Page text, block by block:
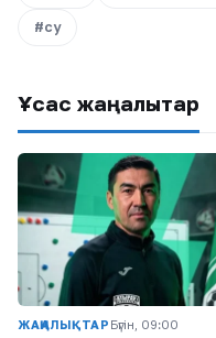
#су
Ұқсас жаңалықтар
ЖАҢАЛЫҚТАР Бүгін, 09:00